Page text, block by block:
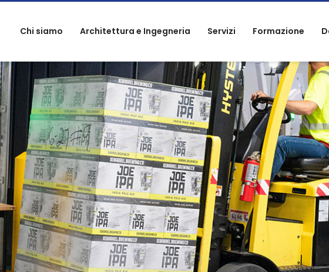
Chi siamo Architettura e Ingegneria Servizi Formazione